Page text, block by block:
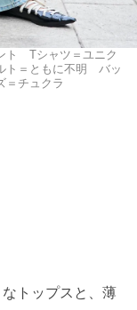
ト Tシャツ＝ユニク
ト＝ともに不明 バッ
＝チュクラ
トップスと、薄